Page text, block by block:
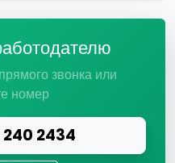
звонка или
номер
2434